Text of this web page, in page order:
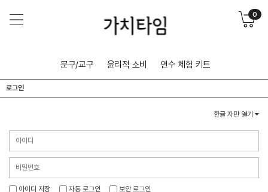
0
문구/교구 윤리적 소비 연수 체험 키트
로그인
한글 자판 열기
아이디 저장 자동 로그인 보안 로그인